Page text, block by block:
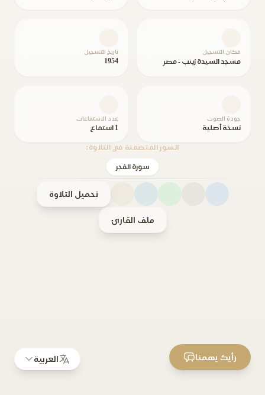
مكان التسجيل
مسجد السيدة زينب - مصر
تاريخ التسجيل
1954
جودة الصوت
نسخة أصلية
عدد الاستماعات
1 استماع
السور المتضمنة في التلاوة:
سورة الفجر
تحميل التلاوة
ملف القارئ
العربية رأيك يهمنا